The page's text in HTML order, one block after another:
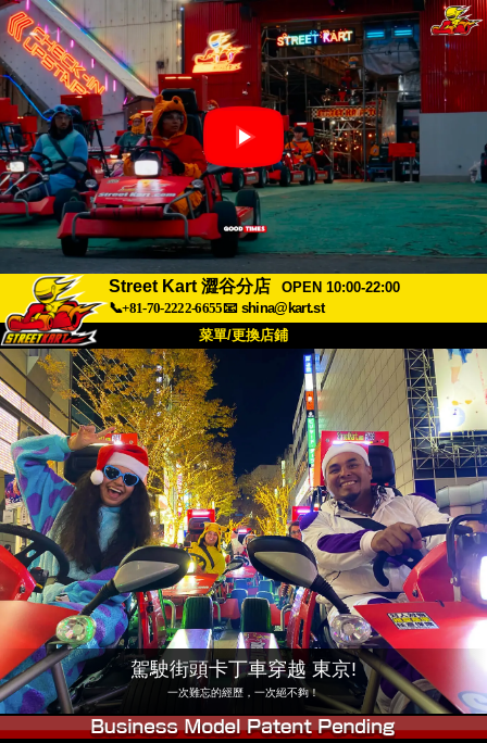
Street Kart 澀谷分店
OPEN 10:00-22:00
📞+81-70-2222-6655📧 shina@kart.st
菜單/更換店鋪
關於 規格 價格
交通方式 顧客聲音 常見問題
公司 預訂
更換店鋪
東京 品川 #1 東京 秋葉原 #1
東京 秋葉原 #2 東京 澀谷
東京 澀谷附店 東京灣
東京 淺草 大阪
沖繩
駕駛街頭卡丁車穿越 東京!
一次難忘的經歷，一次絕不夠！